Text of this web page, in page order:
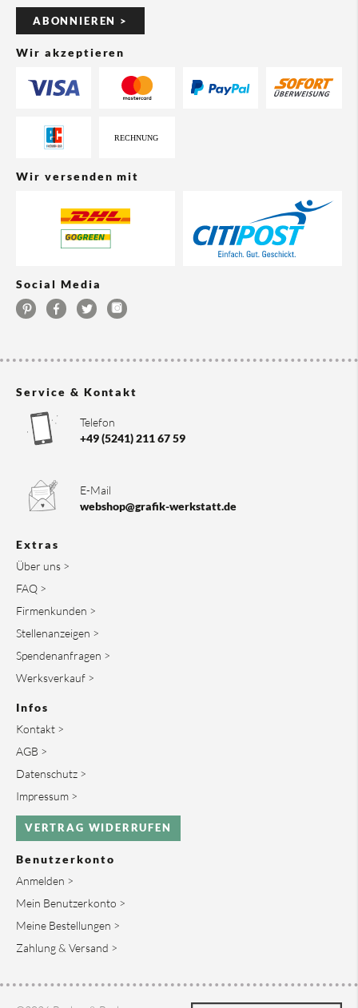
ABONNIEREN >
Wir akzeptieren
Wir versenden mit
Social Media
Service & Kontakt
Telefon
+49 (5241) 211 67 59
E-Mail
webshop@grafik-werkstatt.de
Extras
Über uns >
FAQ >
Firmenkunden >
Stellenanzeigen >
Spendenanfragen >
Werksverkauf >
Infos
Kontakt >
AGB >
Datenschutz >
Impressum >
VERTRAG WIDERRUFEN
Benutzerkonto
Anmelden >
Mein Benutzerkonto >
Meine Bestellungen >
Zahlung & Versand >